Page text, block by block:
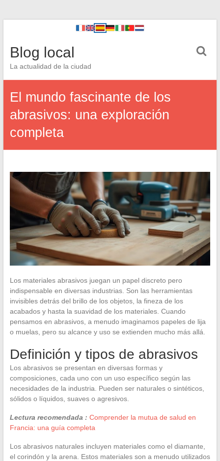
Blog local
La actualidad de la ciudad
El mundo fascinante de los
abrasivos: una exploración
completa
Los materiales abrasivos juegan un papel discreto pero
indispensable en diversas industrias. Son las herramientas
invisibles detrás del brillo de los objetos, la fineza de los
acabados y hasta la suavidad de los materiales. Cuando
pensamos en abrasivos, a menudo imaginamos papeles de lija
o muelas, pero su alcance y uso se extienden mucho más allá.
Definición y tipos de abrasivos
Los abrasivos se presentan en diversas formas y
composiciones, cada uno con un uso específico según las
necesidades de la industria. Pueden ser naturales o sintéticos,
sólidos o líquidos, suaves o agresivos.
Lectura recomendada : Comprender la mutua de salud en
Francia: una guía completa
Los abrasivos naturales incluyen materiales como el diamante,
el corindón y la arena. Estos materiales son a menudo utilizados